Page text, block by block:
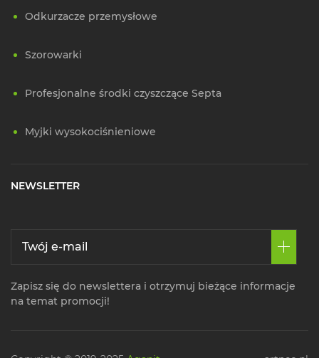
Odkurzacze przemysłowe
Szorowarki
Profesjonalne środki czyszczące Septa
Myjki wysokociśnieniowe
NEWSLETTER
Zapisz się do newslettera i otrzymuj bieżące informacje
na temat promocji!